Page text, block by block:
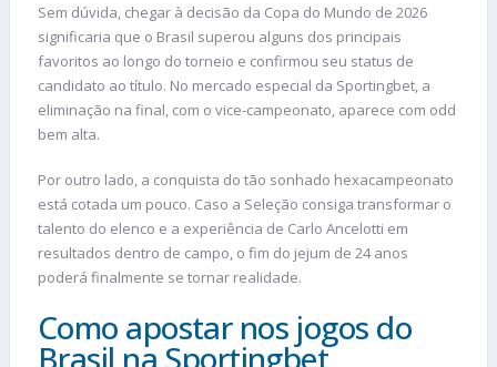
Sem dúvida, chegar à decisão da Copa do Mundo de 2026
significaria que o Brasil superou alguns dos principais
favoritos ao longo do torneio e confirmou seu status de
candidato ao título. No mercado especial da Sportingbet, a
eliminação na final, com o vice-campeonato, aparece com odd
bem alta.
Por outro lado, a conquista do tão sonhado hexacampeonato
está cotada um pouco. Caso a Seleção consiga transformar o
talento do elenco e a experiência de Carlo Ancelotti em
resultados dentro de campo, o fim do jejum de 24 anos
poderá finalmente se tornar realidade.
Como apostar nos jogos do
Brasil na Sportingbet